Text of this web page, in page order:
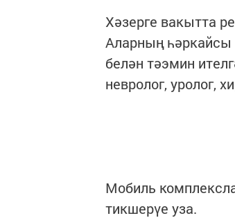
Хәзерге вакытта
Аларның һәркайсы
белән тәэмин
невролог, уролог,
Мобиль
тикшерүе уза.